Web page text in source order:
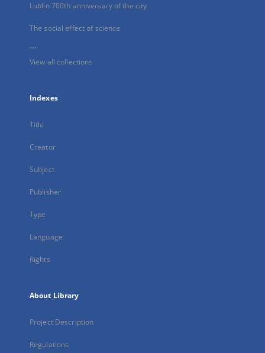
Lublin 700th anniversary of the city
The social effect of science
...
View all collections
Indexes
Title
Creator
Subject
Publisher
Type
Language
Rights
About Library
Project Description
Regulations